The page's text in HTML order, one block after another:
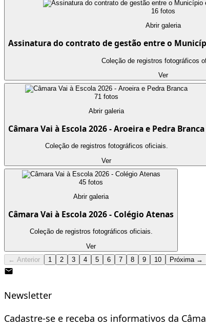
16fotos
Abrir galeria
Assinatura do contrato de gestão entre o
Coleção de registros fotográficos
Ver
71 fotos
Abrir galeria
Câmara Vai à Escola 2026 - Aroeira e Pedra Branca
Coleção de registros fotográficos oficiais.
Ver
45 fotos
Abrir galeria
Câmara Vai à Escola 2026 - Colégio Atenas
Coleção de registros fotográficos oficiais.
Ver
← Anterior
1 2 3 4 5 6 7 8 9 10 Próxima →
Newsletter
Cadastre-se e receba os informativos da